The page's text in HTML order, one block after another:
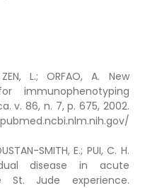
L.; ORFAO, A. New
immunophenotyping
v. 86, n. 7, p. 675, 2002.
SMITH, E.; PUI, C. H.
disease in acute
St. Jude experience.